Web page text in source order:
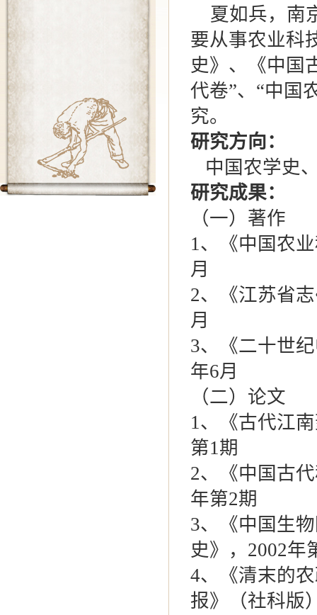
夏如兵，南
要从事农业科
史》、《中国
代卷”、“中国
究。
研究方向：
中国农学史
研究成果：
（一）著作
1、《中国农
月
2、《江苏省
月
3、《二十世
年6月
（二）论文
1、《古代江
第1期
2、《中国古
年第2期
3、《中国生
史》，2002年
4、《清末的
报》（社科版